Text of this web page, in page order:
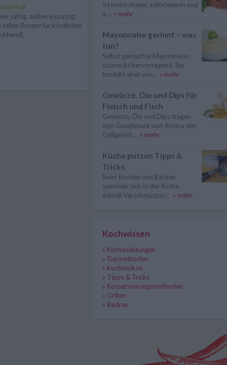
saftig, außen knusprig:
tolles Rezept für köstliches
ist meist mager, kalorienarm und
a... » mehr
Mayonnaise gerinnt – was
tun?
Selbst gemachte Mayonnaise
schmeckt hervorragend. Sie
besteht aber aus... » mehr
Gewürze, Öle und Dips für
Fleisch und Fisch
Gewürze, Öle und Dips tragen
zum Geschmack und Aroma der
Grillgerich... » mehr
Küche putzen Tipps &
Tricks
Beim Kochen und Backen
sammeln sich in der Küche
schnell Verschmutzun... » mehr
Kochwissen
» Kochanleitungen
» Garmethoden
» Kochlexikon
» Tipps & Tricks
» Konservierungsmethoden
» Grillen
» Backen